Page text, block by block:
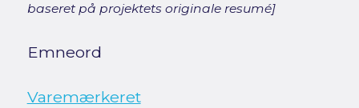
baseret på projektets originale resumé]
Emneord
Varemærkeret